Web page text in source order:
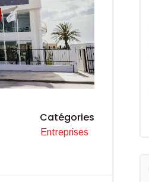
Catégories
Entreprises